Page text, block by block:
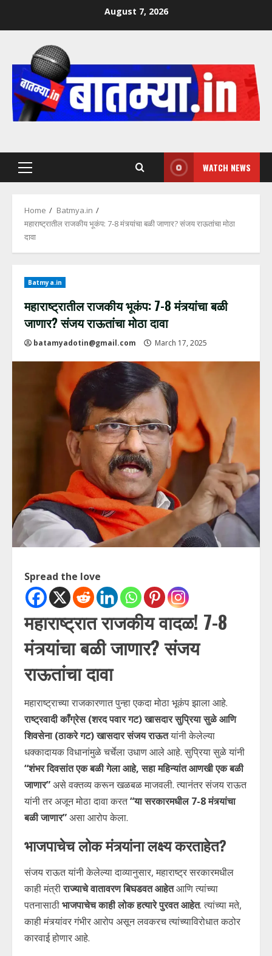
August 7, 2026
Primary
WATCH NEWS
Home
Batmya.in
महाराष्ट्रातील राजकीय भूकंप: 7-8 मंत्र्यांचा बळी जाणार? संजय राऊतांचा मोठा
दावा
Batmya.in
महाराष्ट्रातील राजकीय भूकंप: 7-8 मंत्र्यांचा बळी
जाणार? संजय राऊतांचा मोठा दावा
batamyadotin@gmail.com March 17, 2025
Spread the love
महाराष्ट्रात राजकीय वादळ! 7-8
मंत्र्यांचा बळी जाणार? संजय
राऊतांचा दावा
महाराष्ट्राच्या राजकारणात पुन्हा एकदा मोठा भूकंप झाला आहे.
राष्ट्रवादी काँग्रेस (शरद पवार गट) खासदार सुप्रिया सुळे आणि
शिवसेना (ठाकरे गट) खासदार संजय राऊतयांनी केलेल्या
धक्कादायक विधानांमुळे चर्चेला उधाण आले आहे. सुप्रिया सुळे यांनी
“शंभर दिवसांत एक बळी गेला आहे, सहा महिन्यांत आणखी एक बळी
जाणार”असे वक्तव्य करून खळबळ माजवली. त्यानंतर संजय राऊत
यांनी तर अजून मोठा दावा करत“या सरकारमधील 7-8 मंत्र्यांचा
बळी जाणार”असा आरोप केला.
भाजपाचेच लोक मंत्र्यांना लक्ष्य करताहेत?
संजय राऊत यांनी केलेल्या दाव्यानुसार, महाराष्ट्र सरकारमधील
काही मंत्रीराज्याचे वातावरण बिघडवत आहेतआणि त्यांच्या
पतनासाठीभाजपाचेच काही लोक हत्यारे पुरवत आहेत. त्यांच्या मते,
काही मंत्र्यांवर गंभीर आरोप असून लवकरच त्यांच्याविरोधात कठोर
कारवाई होणार आहे.